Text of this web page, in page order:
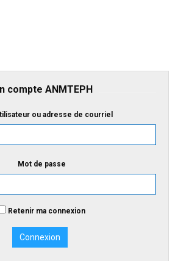
compte ANMTEPH
ou adresse de courriel
Mot de passe
Retenir ma connexion